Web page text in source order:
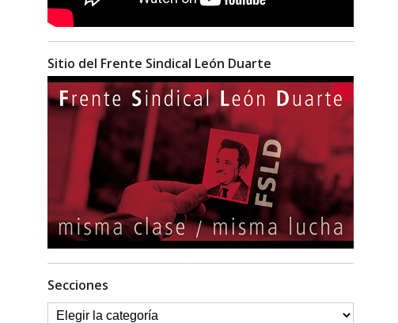
Sitio del Frente Sindical León Duarte
Secciones